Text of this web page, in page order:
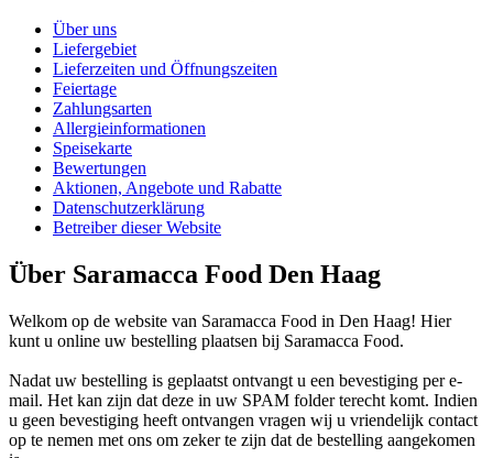
Über uns
Liefergebiet
Lieferzeiten und Öffnungszeiten
Feiertage
Zahlungsarten
Allergieinformationen
Speisekarte
Bewertungen
Aktionen, Angebote und Rabatte
Datenschutzerklärung
Betreiber dieser Website
Über Saramacca Food Den Haag
Welkom op de website van Saramacca Food in Den Haag! Hier
kunt u online uw bestelling plaatsen bij Saramacca Food.
Nadat uw bestelling is geplaatst ontvangt u een bevestiging per e-
mail. Het kan zijn dat deze in uw SPAM folder terecht komt. Indien
u geen bevestiging heeft ontvangen vragen wij u vriendelijk contact
op te nemen met ons om zeker te zijn dat de bestelling aangekomen